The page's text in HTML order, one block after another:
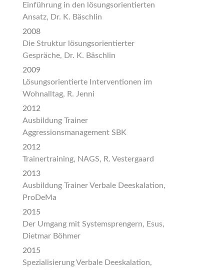
Einführung in den lösungsorientierten
Ansatz, Dr. K. Bäschlin
2008
Die Struktur lösungsorientierter
Gespräche, Dr. K. Bäschlin
2009
Lösungsorientierte Interventionen im
Wohnalltag, R. Jenni
2012
Ausbildung Trainer
Aggressionsmanagement SBK
2012
Trainertraining, NAGS, R. Vestergaard
2013
Ausbildung Trainer Verbale Deeskalation,
ProDeMa
2015
Der Umgang mit Systemsprengern, Esus,
Dietmar Böhmer
2015
Spezialisierung Verbale Deeskalation,